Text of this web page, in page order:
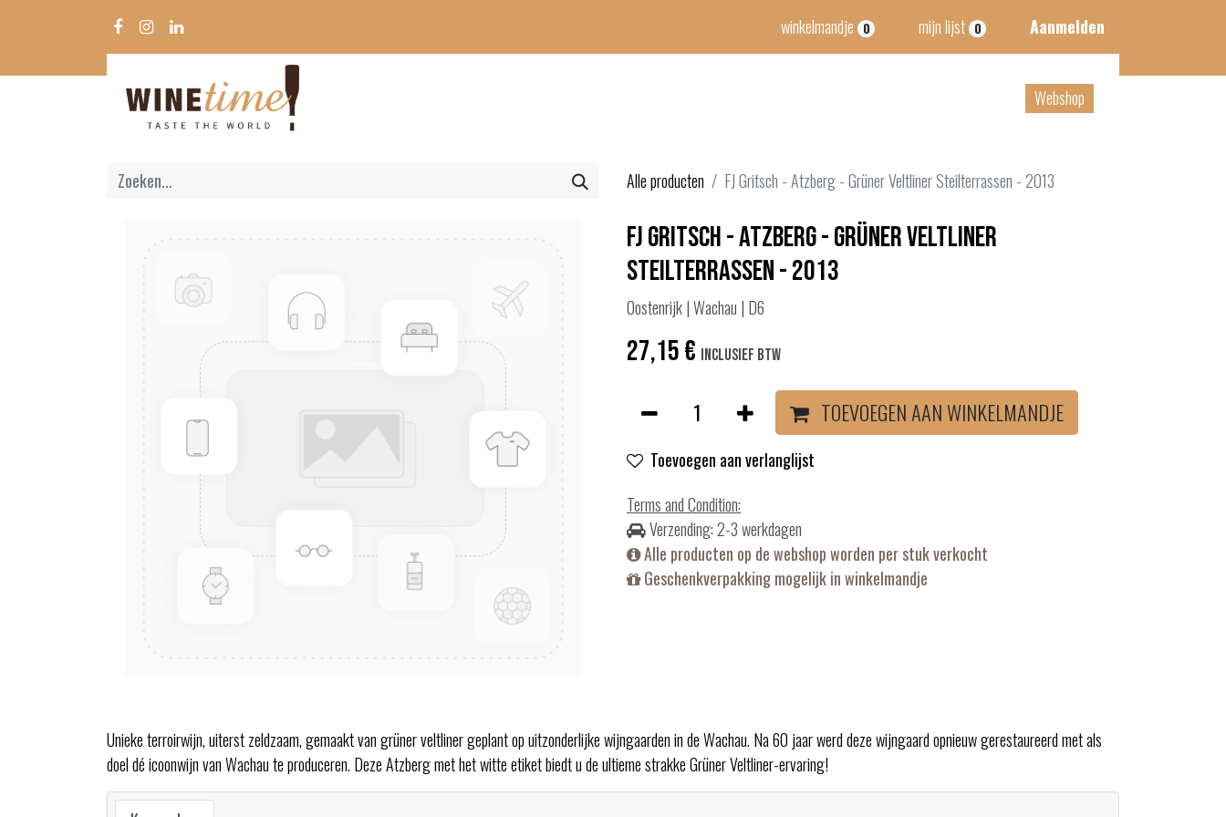
winkelmandje 0 mijn lijst 0 Aanmelden
Webshop
Alle producten FJ Gritsch - Atzberg - Grüner Veltliner Steilterrassen - 2013
FJ Gritsch - Atzberg - Grüner Veltliner
Steilterrassen - 2013
Oostenrijk | Wachau | D6
27,15€ Inclusief btw
TOEVOEGEN AAN WINKELMANDJE
Toevoegen aan verlanglijst
Terms and Condition:
Verzending: 2-3 werkdagen
Alle producten op de webshop worden per stuk verkocht
Geschenkverpakking mogelijk in winkelmandje
Unieke terroirwijn, uiterst zeldzaam, gemaakt van grüner veltliner geplant op uitzonderlijke wijngaarden in de Wachau. Na 60 jaar werd deze wijngaard opnieuw gerestaureerd met als
doel dé icoonwijn van Wachau te produceren. Deze Atzberg met het witte etiket biedt u de ultieme strakke Grüner Veltliner-ervaring!